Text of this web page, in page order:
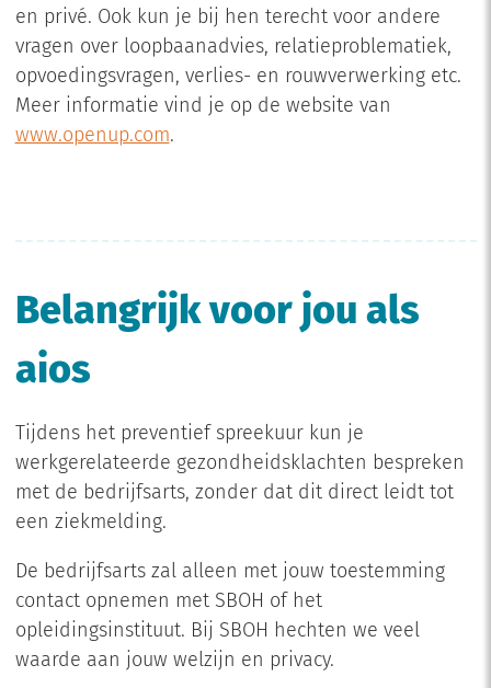
en privé. Ook kun je bij hen terecht voor andere
vragen over loopbaanadvies, relatieproblematiek,
opvoedingsvragen, verlies- en rouwverwerking etc.
Meer informatie vind je op de website van
www.openup.com.
Belangrijk voor jou als
aios
Tijdens het preventief spreekuur kun je
werkgerelateerde gezondheidsklachten bespreken
met de bedrijfsarts, zonder dat dit direct leidt tot
een ziekmelding.
De bedrijfsarts zal alleen met jouw toestemming
contact opnemen met SBOH of het
opleidingsinstituut. Bij SBOH hechten we veel
waarde aan jouw welzijn en privacy.